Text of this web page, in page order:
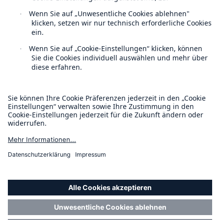
Datenschutz
Rechtliche Hinweise
Sitemap
Impressum
Munich Re’s Statement on the UK Modern Slavery Act